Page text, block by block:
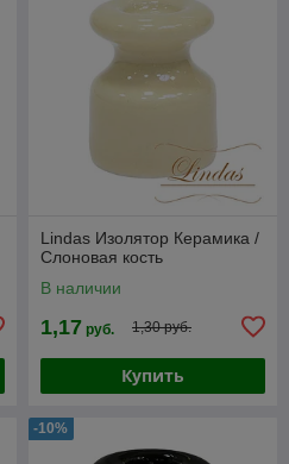
Lindas Изолятор Керамика /
Слоновая кость
В наличии
1,17 руб. 1,30 руб.
Купить
-10%